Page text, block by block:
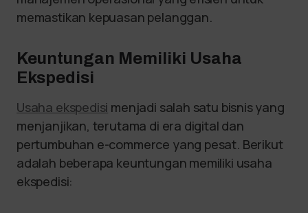
memastikan kepuasan pelanggan.
Keuntungan Memiliki Usaha
Ekspedisi
Usaha ekspedisi menjadi salah satu bisnis yang
menjanjikan, terutama di era digital dan
pertumbuhan e-commerce yang pesat. Berikut
adalah beberapa keuntungan memiliki usaha
ekspedisi: